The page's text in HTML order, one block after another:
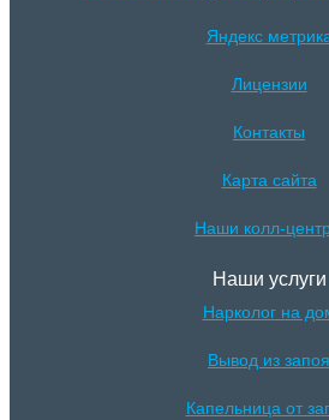
Яндекс
Лицензии
Контакты
Карта сайта
Наши колл-
Наши услуги
Нарколог на
Вывод из запоя
Капельница от